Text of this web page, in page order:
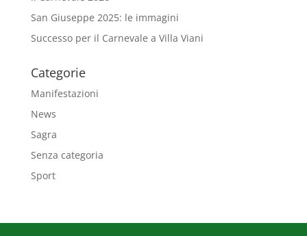
San Giuseppe 2025: le immagini
Successo per il Carnevale a Villa Viani
Categorie
Manifestazioni
News
Sagra
Senza categoria
Sport